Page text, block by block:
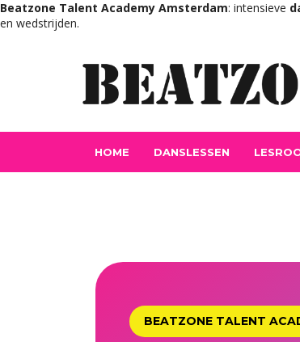
Beatzone Talent Academy Amsterdam: intensieve
en wedstrijden.
HOME DANSLESSEN
BEATZONE TALENT